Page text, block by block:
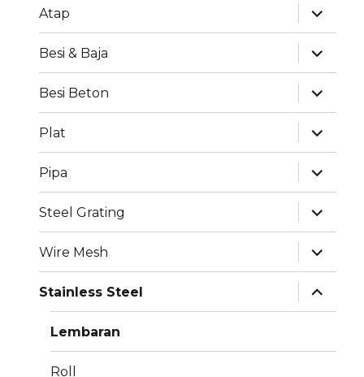
Atap
expand
child
menu
Besi & Baja
expand
child
menu
Besi Beton
expand
child
menu
Plat
expand
child
menu
Pipa
expand
child
menu
Steel Grating
expand
child
menu
Wire Mesh
expand
child
menu
Stainless Steel
expand
child
menu
Lembaran
Roll